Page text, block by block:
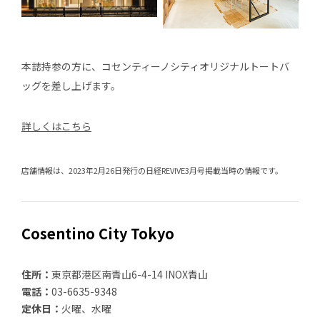
本誌持参の方に、コセンティーノシティオリジナルトートバ
ッグを差し上げます。
詳しくはこちら
店舗情報は、2023年2月26日発行の日経REVIVE3月号掲載当時の情報です。
Cosentino City Tokyo
住所： 東京都港区南青山6-4-14 INOX青山
電話： 03-6635-9348
定休日： 火曜、水曜